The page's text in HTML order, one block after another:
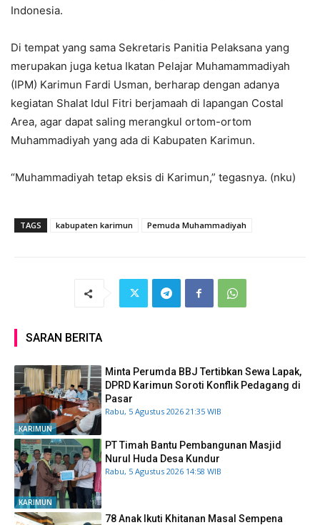
Indonesia.
Di tempat yang sama Sekretaris Panitia Pelaksana yang
merupakan juga ketua Ikatan Pelajar Muhamammadiyah
(IPM) Karimun Fardi Usman, berharap dengan adanya
kegiatan Shalat Idul Fitri berjamaah di lapangan Costal
Area, agar dapat saling merangkul ortom-ortom
Muhammadiyah yang ada di Kabupaten Karimun.
“Muhammadiyah tetap eksis di Karimun,” tegasnya. (nku)
TAGS kabupaten karimun Pemuda Muhammadiyah
SARAN BERITA
KARIMUN
Minta Perumda BBJ Tertibkan Sewa Lapak,
DPRD Karimun Soroti Konflik Pedagang di
Pasar
Rabu, 5 Agustus 2026 21:35 WIB
KARIMUN
PT Timah Bantu Pembangunan Masjid
Nurul Huda Desa Kundur
Rabu, 5 Agustus 2026 14:58 WIB
78 Anak Ikuti Khitanan Masal Sempena